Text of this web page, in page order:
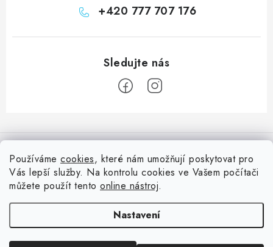
Používáme cookies, které nám umožňují poskytovat pro
Vás lepší služby. Na kontrolu cookies ve Vašem počítači
můžete použít tento online nástroj.
Nastavení
+420 777 707 176
á
Doprava
Oblíbené ♥️
Nepřehlédněte
Blog s nápady a návody
Slovník pojmů, české návody